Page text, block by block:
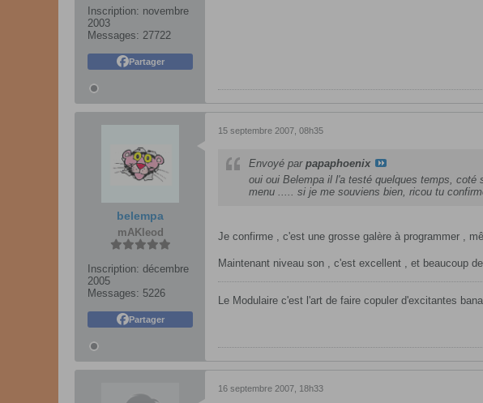
Inscription: novembre
2003
Messages: 27722
Partager
belempa
mAKleod
Inscription: décembre
2005
Messages: 5226
Partager
15 septembre 2007, 08h35
Envoyé par papaphoenix
oui oui Belempa il l'a testé quelques temps,
menu ..... si je me souviens bien, ricou tu
Je confirme , c'est une grosse galère à programmer ,
Maintenant niveau son , c'est excellent , et beaucoup
Le Modulaire c'est l'art de faire copuler d'excitantes
16 septembre 2007, 18h33